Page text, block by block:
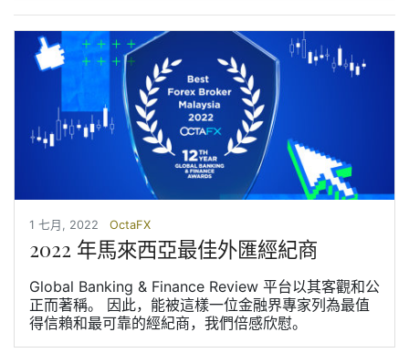
1 七月, 2022 OctaFX
2022 年馬來西亞最佳外匯經紀商
Global Banking & Finance Review 平台以其客觀和公
正而著稱。 因此，能被這樣一位金融界專家列為最值
得信賴和最可靠的經紀商，我們倍感欣慰。